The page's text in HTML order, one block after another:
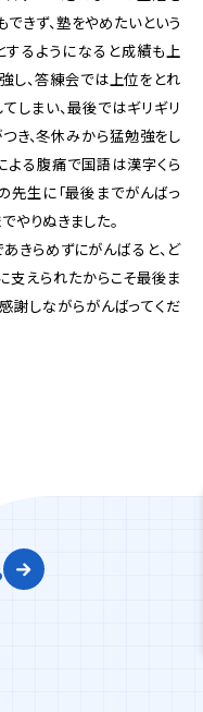
きず、塾をやめたいという
するようになると成績も上
し、答練会では上位をとれ
しまい、最後ではギリギリ
き、冬休みから猛勉強をし
よる腹痛で国語は漢字くら
先生に「最後までがんばっ
やりぬきました。
きらめずにがんばると、ど
支えられたからこそ最後ま
謝しながらがんばってくだ